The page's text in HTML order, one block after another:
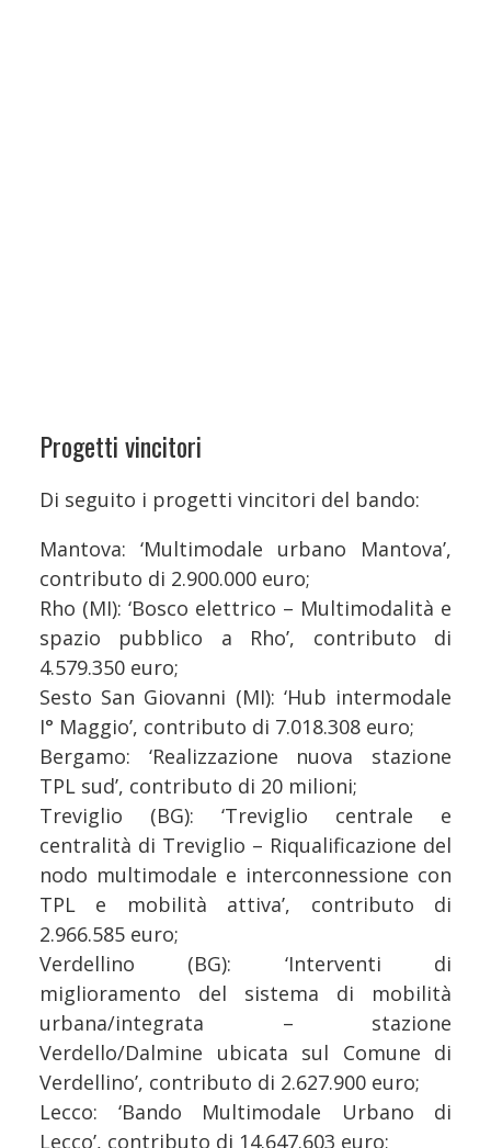
Progetti vincitori
Di seguito i progetti vincitori del bando:
Mantova: ‘Multimodale urbano Mantova’,
contributo di 2.900.000 euro;
Rho (MI): ‘Bosco elettrico – Multimodalità e
spazio pubblico a Rho’, contributo di
4.579.350 euro;
Sesto San Giovanni (MI): ‘Hub intermodale
I° Maggio’, contributo di 7.018.308 euro;
Bergamo: ‘Realizzazione nuova stazione
TPL sud’, contributo di 20 milioni;
Treviglio (BG): ‘Treviglio centrale e
centralità di Treviglio – Riqualificazione del
nodo multimodale e interconnessione con
TPL e mobilità attiva’, contributo di
2.966.585 euro;
Verdellino (BG): ‘Interventi di
miglioramento del sistema di mobilità
urbana/integrata – stazione
Verdello/Dalmine ubicata sul Comune di
Verdellino’, contributo di 2.627.900 euro;
Lecco: ‘Bando Multimodale Urbano di
Lecco’, contributo di 14.647.603 euro;